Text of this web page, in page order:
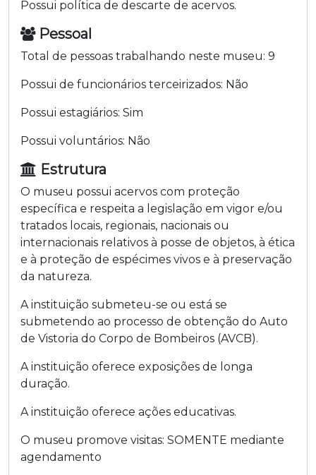
Possui política de descarte de acervos.
Pessoal
Total de pessoas trabalhando neste museu: 9
Possui de funcionários terceirizados: Não
Possui estagiários: Sim
Possui voluntários: Não
Estrutura
O museu possui acervos com proteção
específica e respeita a legislação em vigor e/ou
tratados locais, regionais, nacionais ou
internacionais relativos à posse de objetos, à ética
e à proteção de espécimes vivos e à preservação
da natureza.
A instituição submeteu-se ou está se
submetendo ao processo de obtenção do Auto
de Vistoria do Corpo de Bombeiros (AVCB).
A instituição oferece exposições de longa
duração.
A instituição oferece ações educativas.
O museu promove visitas: SOMENTE mediante
agendamento